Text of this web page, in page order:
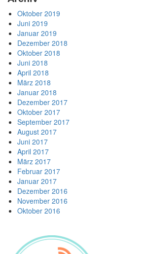
Oktober 2019
Juni 2019
Januar 2019
Dezember 2018
Oktober 2018
Juni 2018
April 2018
März 2018
Januar 2018
Dezember 2017
Oktober 2017
September 2017
August 2017
Juni 2017
April 2017
März 2017
Februar 2017
Januar 2017
Dezember 2016
November 2016
Oktober 2016